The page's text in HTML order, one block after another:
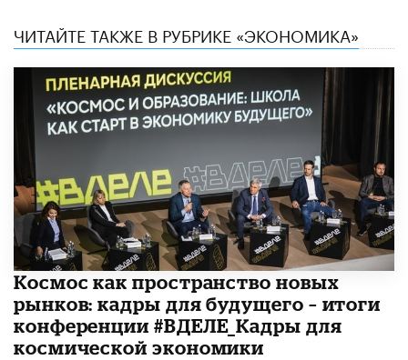
ЧИТАЙТЕ ТАКЖЕ В РУБРИКЕ «ЭКОНОМИКА»
Космос как пространство новых
рынков: кадры для будущего – итоги
конференции #ВДЕЛЕ_Кадры для
космической экономики